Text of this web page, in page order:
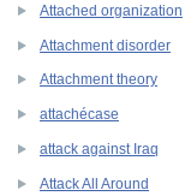
Attached organization
Attachment disorder
Attachment theory
attachécase
attack against Iraq
Attack All Around